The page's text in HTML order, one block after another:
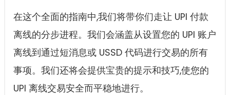
在这个全面的指南中,我们将带你们走让 UPI 付款
离线的分步进程。我们会涵盖从设置您的 UPI 账户
离线到通过短消息或 USSD 代码进行交易的所有
事项。我们还将会提供宝贵的提示和技巧,使您的
UPI 离线交易安全而平稳地进行。